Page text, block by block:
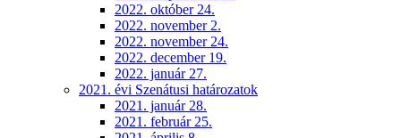
2022. október 24.
2022. november 2.
2022. november 24.
2022. december 19.
2022. január 27.
2021. évi Szenátusi határozatok
2021. január 28.
2021. február 25.